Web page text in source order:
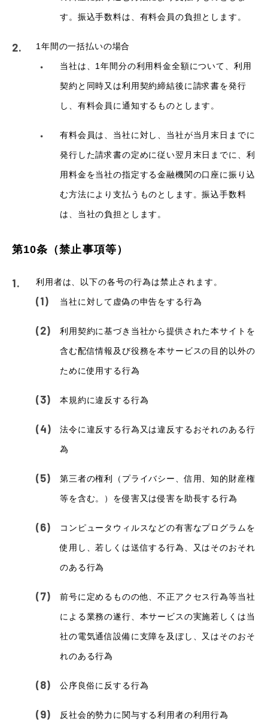
す。振込手数料は、有料会員の負担とします。
1年間の一括払いの場合
当社は、1年間分の利用料金全額について、利用
契約と同時又は利用契約締結後に請求書を発行
し、有料会員に通知するものとします。
有料会員は、当社に対し、当社が当月末日までに
発行した請求書の定めに従い翌月末日までに、利
用料金を当社の指定する金融機関の口座に振り込
む方法により支払うものとします。振込手数料
は、当社の負担とします。
第10条（禁止事項等）
利用者は、以下の各号の行為は禁止されます。
当社に対して虚偽の申告をする行為
利用契約に基づき当社から提供された本サイトを
含む配信情報及び役務を本サービスの目的以外の
ために使用する行為
本規約に違反する行為
法令に違反する行為又は違反するおそれのある行
為
第三者の権利（プライバシー、信用、知的財産権
等を含む。）を侵害又は侵害を助長する行為
コンピュータウィルスなどの有害なプログラムを
使用し、若しくは送信する行為、又はそのおそれ
のある行為
前号に定めるものの他、不正アクセス行為等当社
による業務の遂行、本サービスの実施若しくは当
社の電気通信設備に支障を及ぼし、又はそのおそ
れのある行為
公序良俗に反する行為
反社会的勢力に関与する利用者の利用行為